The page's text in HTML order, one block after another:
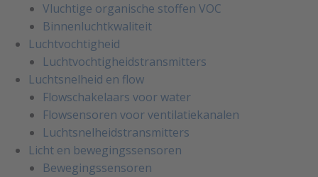
Vluchtige organische stoffen VOC
Binnenluchtkwaliteit
Luchtvochtigheid
Luchtvochtigheidstransmitters
Luchtsnelheid en flow
Flowschakelaars voor water
Flowsensoren voor ventilatiekanalen
Luchtsnelheidstransmitters
Licht en bewegingssensoren
Bewegingssensoren